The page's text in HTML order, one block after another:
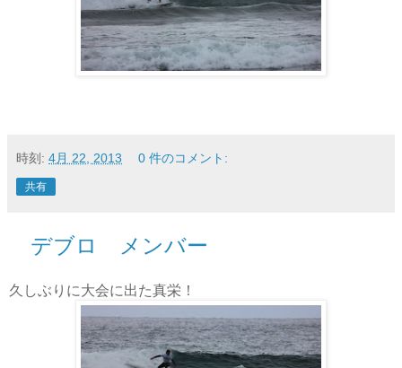
時刻: 4月 22, 2013 0 件のコメント:
共有
デブロ メンバー
久しぶりに大会に出た真栄！